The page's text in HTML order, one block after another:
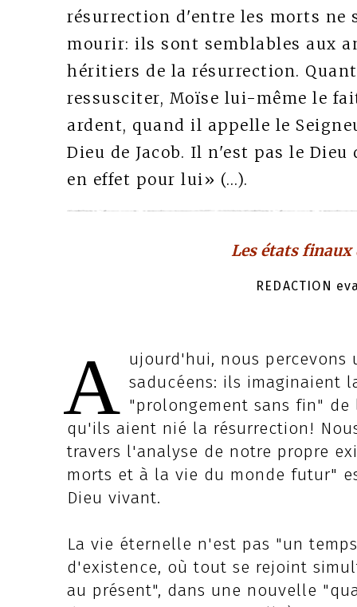
résurrection d'entre les morts ne
mourir: ils sont semblables aux
héritiers de la résurrection.
ressusciter, Moïse lui-même le
ardent, quand il appelle le
Dieu de Jacob. Il n'est pas le
en effet pour lui» (…).
Les états finaux
REDACTION
A ujourd'hui, nous percevons
saducéens: ils imaginaient
"prolongement sans fin"
qu'ils aient nié la résurrection!
travers l'analyse de notre propre
morts et à la vie du monde futur"
Dieu vivant.
La vie éternelle n'est pas "un
d'existence, où tout se rejoint
au présent", dans une nouvelle